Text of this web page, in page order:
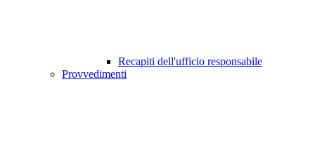
Recapiti dell'ufficio responsabile
Provvedimenti